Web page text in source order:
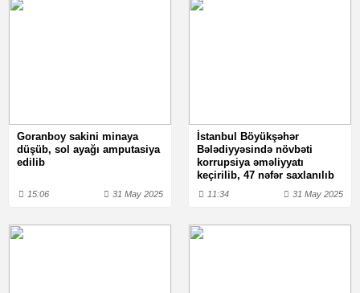
Goranboy sakini minaya
düşüb, sol ayağı amputasiya
edilib
15:06 31 May 2025
İstanbul Böyükşəhər
Bələdiyyəsində növbəti
korrupsiya əməliyyatı
keçirilib, 47 nəfər saxlanılıb
11:34 31 May 2025